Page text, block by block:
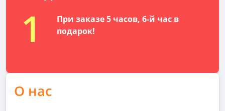
1
При заказе 5 часов, 6-й час в
подарок!
О нас